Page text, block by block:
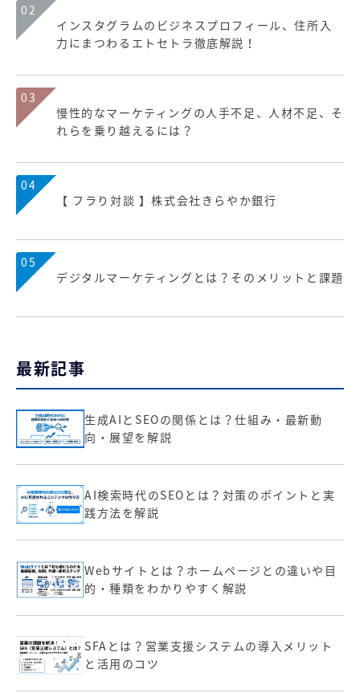
02
インスタグラムのビジネスプロフィール、住所入
力にまつわるエトセトラ徹底解説！
03
慢性的なマーケティングの人手不足、人材不足、そ
れらを乗り越えるには？
04
【 フラり対談 】株式会社きらやか銀行
05
デジタルマーケティングとは？そのメリットと課題
最新記事
生成AIとSEOの関係とは？仕組み・最新動
向・展望を解説
AI検索時代のSEOとは？対策のポイントと実
践方法を解説
Webサイトとは？ホームページとの違いや目
的・種類をわかりやすく解説
SFAとは？営業支援システムの導入メリット
と活用のコツ